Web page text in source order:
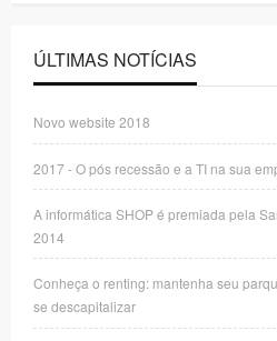
ÚLTIMAS NOTÍCIAS
Novo website 2018
2017 - O pós recessão e a TI na sua
A informática SHOP é premiada pela
2014
Conheça o renting: mantenha seu
se descapitalizar